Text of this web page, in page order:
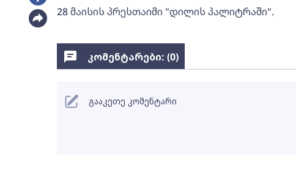
28 მაისის პრესთაიმი "დილის პალიტრაში".
კომენტარები: (0)
გააკეთე კომენტარი